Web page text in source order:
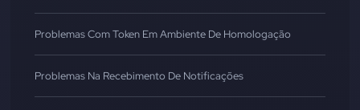
Problemas Com Token Em Ambiente De Homologação
Problemas Na Recebimento De Notificações